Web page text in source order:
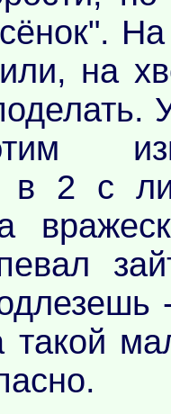
на
в 2 с